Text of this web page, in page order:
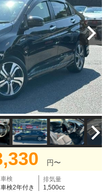
円〜
車検
車検2年付き
排気量
1,500cc